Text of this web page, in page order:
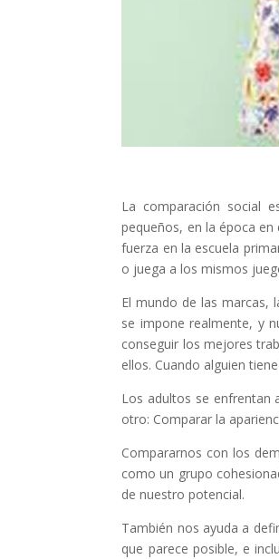
La comparación social
pequeños, en la época
fuerza en la escuela
o juega a los mismos
El mundo de las marcas,
se impone realmente, y
conseguir los mejores
ellos. Cuando alguien
Los adultos se enfrentan
otro: Comparar la
Compararnos con los
como un grupo
de nuestro potencial.
También nos ayuda a
que parece posible, e